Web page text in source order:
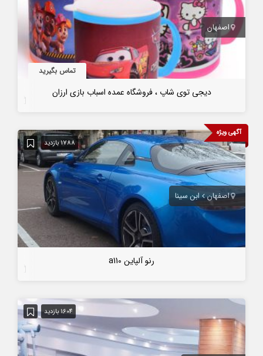
اصفهان
تماس بگیرید
دیجی توی شاپ ، فروشگاه عمده اسباب بازی ارزان
آگهی ویژه
1788 بازدید
اصفهان ابن سینا
رنو آلپاین a110
1604 بازدید